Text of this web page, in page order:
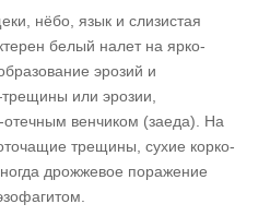
нёбо, язык и слизистая
белый налет на ярко-
эрозий и
или эрозии,
венчиком (заеда). На
трещины, сухие корко-
дрожжевое поражение